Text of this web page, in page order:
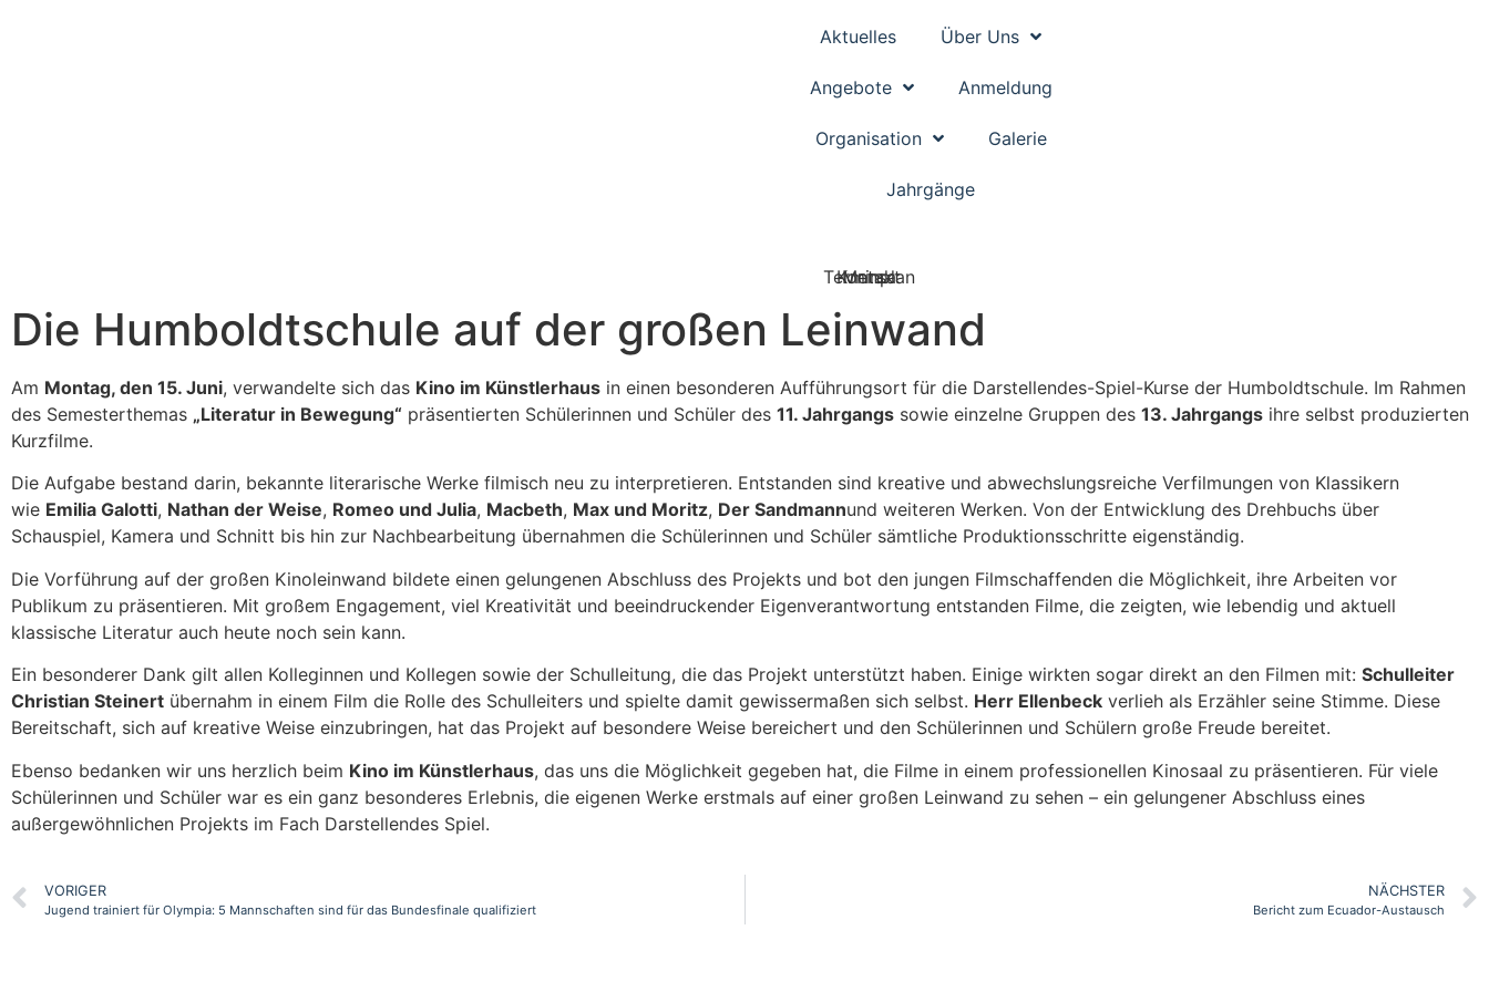
Aktuelles Über Uns
Angebote Anmeldung
Organisation Galerie
Jahrgänge
Kontakt
Terminplan
Mensa
Die Humboldtschule auf der großen Leinwand
Am Montag, den 15. Juni, verwandelte sich das Kino im Künstlerhaus in einen besonderen Aufführungsort für die Darstellendes-Spiel-Kurse der Humboldtschule. Im Rahmen
des Semesterthemas „Literatur in Bewegung“ präsentierten Schülerinnen und Schüler des 11. Jahrgangs sowie einzelne Gruppen des 13. Jahrgangs ihre selbst produzierten
Kurzfilme.
Die Aufgabe bestand darin, bekannte literarische Werke filmisch neu zu interpretieren. Entstanden sind kreative und abwechslungsreiche Verfilmungen von Klassikern
wie Emilia Galotti, Nathan der Weise, Romeo und Julia, Macbeth, Max und Moritz, Der Sandmannund weiteren Werken. Von der Entwicklung des Drehbuchs über
Schauspiel, Kamera und Schnitt bis hin zur Nachbearbeitung übernahmen die Schülerinnen und Schüler sämtliche Produktionsschritte eigenständig.
Die Vorführung auf der großen Kinoleinwand bildete einen gelungenen Abschluss des Projekts und bot den jungen Filmschaffenden die Möglichkeit, ihre Arbeiten vor
Publikum zu präsentieren. Mit großem Engagement, viel Kreativität und beeindruckender Eigenverantwortung entstanden Filme, die zeigten, wie lebendig und aktuell
klassische Literatur auch heute noch sein kann.
Ein besonderer Dank gilt allen Kolleginnen und Kollegen sowie der Schulleitung, die das Projekt unterstützt haben. Einige wirkten sogar direkt an den Filmen mit: Schulleiter
Christian Steinert übernahm in einem Film die Rolle des Schulleiters und spielte damit gewissermaßen sich selbst. Herr Ellenbeck verlieh als Erzähler seine Stimme. Diese
Bereitschaft, sich auf kreative Weise einzubringen, hat das Projekt auf besondere Weise bereichert und den Schülerinnen und Schülern große Freude bereitet.
Ebenso bedanken wir uns herzlich beim Kino im Künstlerhaus, das uns die Möglichkeit gegeben hat, die Filme in einem professionellen Kinosaal zu präsentieren. Für viele
Schülerinnen und Schüler war es ein ganz besonderes Erlebnis, die eigenen Werke erstmals auf einer großen Leinwand zu sehen – ein gelungener Abschluss eines
außergewöhnlichen Projekts im Fach Darstellendes Spiel.
VORIGER
Jugend trainiert für Olympia: 5 Mannschaften sind für das Bundesfinale qualifiziert
NÄCHSTER
Bericht zum Ecuador-Austausch